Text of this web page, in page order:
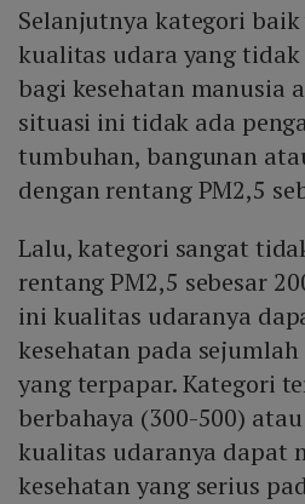
Selanjutnya kategori
kualitas udara yang
bagi kesehatan manusia
situasi ini tidak ada
tumbuhan, bangunan
dengan rentang PM2,5
Lalu, kategori sangat
rentang PM2,5 sebesar
ini kualitas udaranya
kesehatan pada
yang terpapar. Kategori
berbahaya (300-500)
kualitas udaranya dapat
kesehatan yang serius